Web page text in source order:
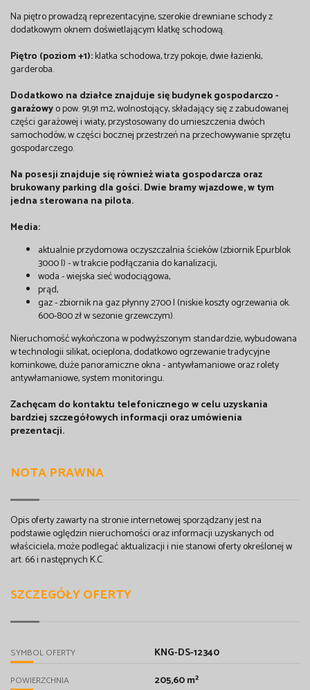
Na piętro prowadzą reprezentacyjne, szerokie drewniane schody z
dodatkowym oknem doświetlającym klatkę schodową.
Piętro (poziom +1):klatka schodowa, trzy pokoje, dwie łazienki,
garderoba.
Dodatkowo na działce znajduje się budynek gospodarczo -
garażowyo pow. 91,91 m2, wolnostojący, składający się z zabudowanej
części garażowej i wiaty, przystosowany do umieszczenia dwóch
samochodów, w części bocznej przestrzeń na przechowywanie sprzętu
gospodarczego.
Na posesji znajduje się również wiata gospodarcza oraz
brukowany parking dla gości. Dwie bramy wjazdowe, w tym
jedna sterowana na pilota.
Media:
aktualnie przydomowa oczyszczalnia ścieków (zbiornik Epurblok
3000 l) - w trakcie podłączania do kanalizacji,
woda - wiejska sieć wodociągowa,
prąd,
gaz - zbiornik na gaz płynny 2700 l (niskie koszty ogrzewania ok.
600-800 zł w sezonie grzewczym).
Nieruchomość wykończona w podwyższonym standardzie, wybudowana
w technologii silikat, ocieplona, dodatkowo ogrzewanie tradycyjne
kominkowe, duże panoramiczne okna - antywłamaniowe oraz rolety
antywłamaniowe, system monitoringu.
Zachęcam do kontaktu telefonicznego w celu uzyskania
bardziej szczegółowych informacji oraz umówienia
prezentacji.
NOTA PRAWNA
Opis oferty zawarty na stronie internetowej sporządzany jest na
podstawie oględzin nieruchomości oraz informacji uzyskanych od
właściciela, może podlegać aktualizacji i nie stanowi oferty określonej w
art. 66 i następnych K.C.
SZCZEGÓŁY OFERTY
SYMBOL OFERTY KNG-DS-12340
POWIERZCHNIA 205,60 m²